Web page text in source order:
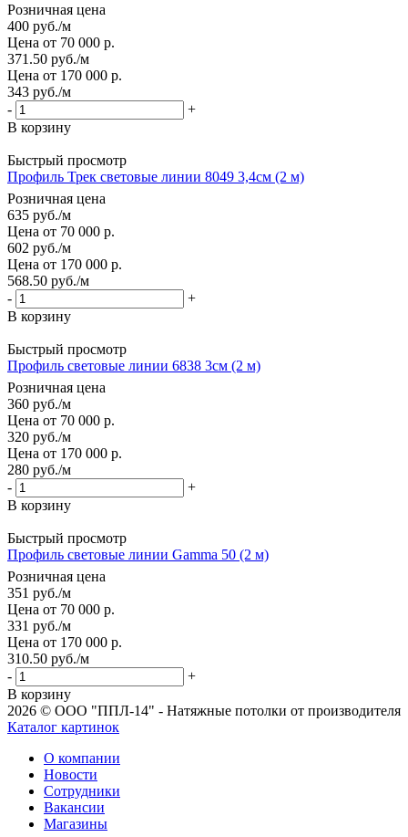
Розничная цена
400 руб./м
Цена от 70 000 р.
371.50 руб./м
Цена от 170 000 р.
343 руб./м
-
+
В корзину
Быстрый просмотр
Профиль Трек световые линии 8049 3,4см (2 м)
Розничная цена
635 руб./м
Цена от 70 000 р.
602 руб./м
Цена от 170 000 р.
568.50 руб./м
-
+
В корзину
Быстрый просмотр
Профиль световые линии 6838 3см (2 м)
Розничная цена
360 руб./м
Цена от 70 000 р.
320 руб./м
Цена от 170 000 р.
280 руб./м
-
+
В корзину
Быстрый просмотр
Профиль световые линии Gamma 50 (2 м)
Розничная цена
351 руб./м
Цена от 70 000 р.
331 руб./м
Цена от 170 000 р.
310.50 руб./м
-
+
В корзину
2026 © ООО "ППЛ-14" - Натяжные потолки от производителя
Каталог картинок
О компании
Новости
Сотрудники
Вакансии
Магазины